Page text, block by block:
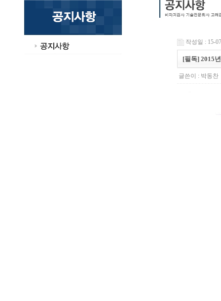
작성일 : 15-
[필독] 2015
글쓴이 : 박동찬